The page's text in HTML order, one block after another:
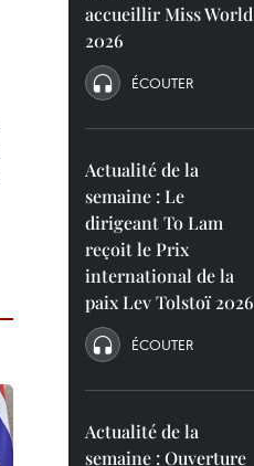
accueillir Miss World
2026
ÉCOUTER
Actualité de la
semaine : Le
dirigeant To Lam
reçoit le Prix
international de la
paix Lev Tolstoï 2026
ÉCOUTER
Actualité de la
semaine : Ouverture